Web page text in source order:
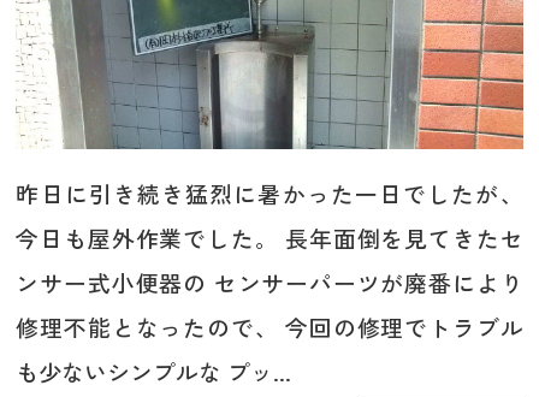
昨日に引き続き猛烈に暑かった一日でしたが、
今日も屋外作業でした。 長年面倒を見てきたセ
ンサー式小便器の センサーパーツが廃番により
修理不能となったので、 今回の修理でトラブル
も少ないシンプルな プッ...